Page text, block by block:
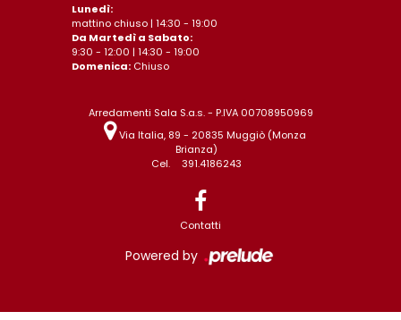
Lunedì:
mattino chiuso | 14:30 - 19:00
Da Martedì a Sabato:
9:30 - 12:00 | 14:30 - 19:00
Domenica: Chiuso
Arredamenti Sala S.a.s. - P.IVA 00708950969
Via Italia, 89 - 20835 Muggiò (Monza
Brianza)
Cel.
391.4186243
Contatti
Powered by